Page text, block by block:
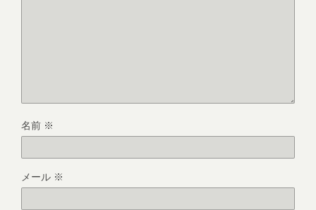
名前 ※
メール ※